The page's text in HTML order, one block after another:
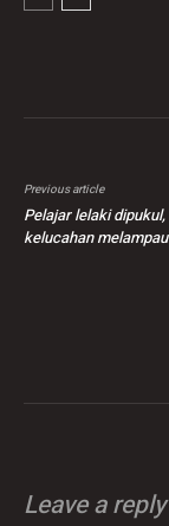
Previous article
Pelajar lelaki
kelucahan melampau
Leave a reply